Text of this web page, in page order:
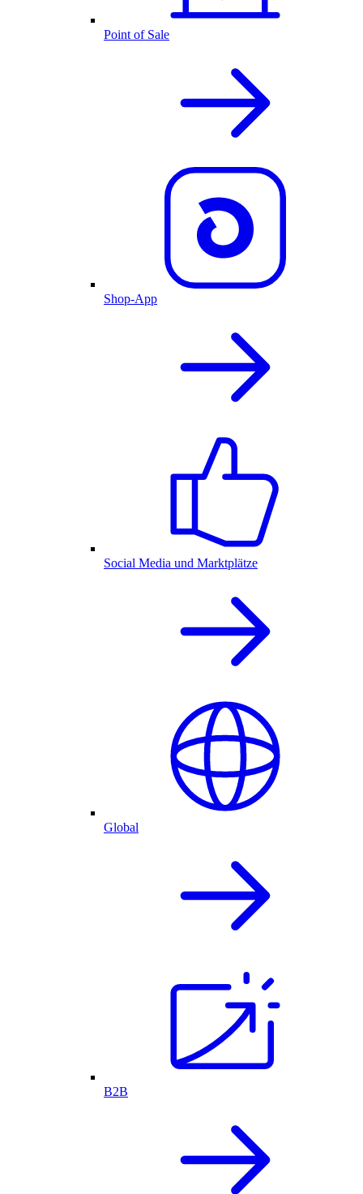
Point of Sale
Shop-App
Social Media und Marktplätze
Global
B2B